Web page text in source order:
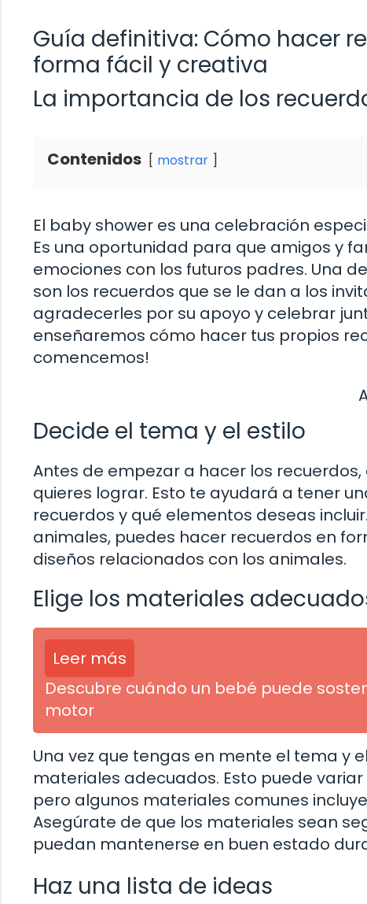
Guía definitiva: Cómo hacer
forma fácil y creativa
La importancia de los
Contenidos mostrar
El baby shower es una celebración
Es una oportunidad para que amigos y
emociones con los futuros padres. Una
son los recuerdos que se le dan a los
agradecerles por su apoyo y celebrar
enseñaremos cómo hacer tus propios
comencemos!
Decide el tema y el estilo
Antes de empezar a hacer los
quieres lograr. Esto te ayudará a tener
recuerdos y qué elementos deseas
animales, puedes hacer recuerdos en
diseños relacionados con los animales.
Elige los materiales
Leer más
Descubre cuándo un bebé puede
motor
Una vez que tengas en mente el tema y
materiales adecuados. Esto puede
pero algunos materiales comunes
Asegúrate de que los materiales sean
puedan mantenerse en buen estado
Haz una lista de ideas